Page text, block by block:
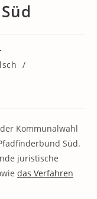
/
Kommunalwahl
Süd.
juristische
das Verfahren